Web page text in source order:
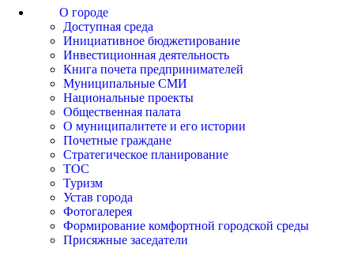
О городе
Доступная среда
Инициативное бюджетирование
Инвестиционная деятельность
Книга почета предпринимателей
Муниципальные СМИ
Национальные проекты
Общественная палата
О муниципалитете и его истории
Почетные граждане
Стратегическое планирование
ТОС
Туризм
Устав города
Фотогалерея
Формирование комфортной городской среды
Присяжные заседатели